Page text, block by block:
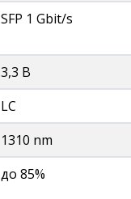
SFP 1 Gbit/s
3,3 В
LC
1310 nm
до 85%